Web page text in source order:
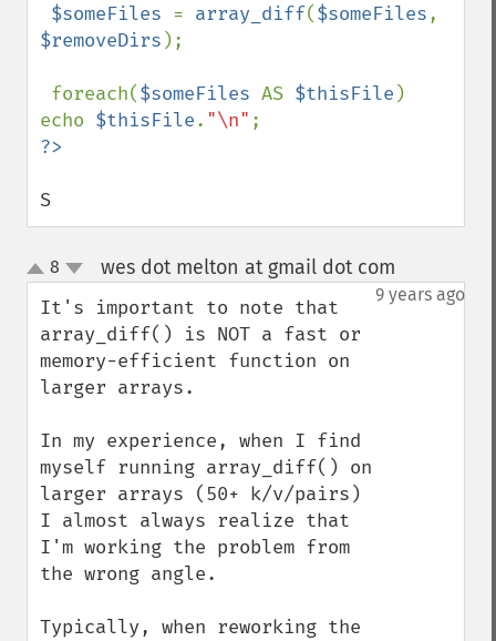
$someFiles = array_diff($someFiles
$removeDirs );
foreach($someFiles AS $thisFile )
echo $thisFile. "\n"
S
up
down
8 wes dot melton at gmail dot com
9 years ago
It's important to note that
array_diff() is NOT a fast or
memory-efficient function on
larger arrays.
In my experience, when I find
myself running array_diff() on
larger arrays (50+ k/v/pairs)
I almost always realize that
I'm working the problem from
the wrong angle.
Typically, when reworking the